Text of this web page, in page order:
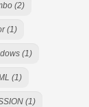
(2)
(1)
(1)
(1)
(1)